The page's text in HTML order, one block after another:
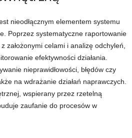
nieodłącznym elementem systemu
Poprzez systematyczne raportowanie
założonymi celami i analizę odchyleń,
efektywności działania.
nieprawidłowości, błędów czy
na wdrażanie działań naprawczych.
wspierany przez rzetelną
zaufanie do procesów w